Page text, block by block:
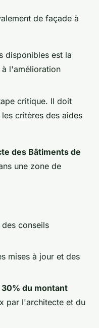
de façade à
disponibles est la
l'amélioration
critique. Il doit
critères des aides
des Bâtiments de
une zone de
conseils
mises à jour et des
30% du montant
par l'architecte et du